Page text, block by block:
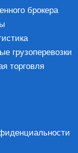
брокера
грузоперевозки
торговля